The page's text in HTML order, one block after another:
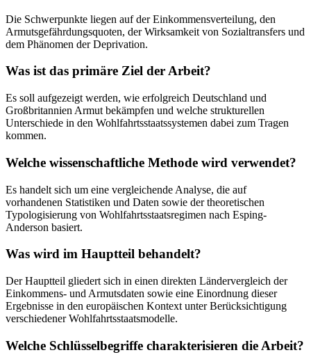
Die Schwerpunkte liegen auf der Einkommensverteilung, den
Armutsgefährdungsquoten, der Wirksamkeit von Sozialtransfers und
dem Phänomen der Deprivation.
Was ist das primäre Ziel der Arbeit?
Es soll aufgezeigt werden, wie erfolgreich Deutschland und
Großbritannien Armut bekämpfen und welche strukturellen
Unterschiede in den Wohlfahrtsstaatssystemen dabei zum Tragen
kommen.
Welche wissenschaftliche Methode wird verwendet?
Es handelt sich um eine vergleichende Analyse, die auf
vorhandenen Statistiken und Daten sowie der theoretischen
Typologisierung von Wohlfahrtsstaatsregimen nach Esping-
Anderson basiert.
Was wird im Hauptteil behandelt?
Der Hauptteil gliedert sich in einen direkten Ländervergleich der
Einkommens- und Armutsdaten sowie eine Einordnung dieser
Ergebnisse in den europäischen Kontext unter Berücksichtigung
verschiedener Wohlfahrtsstaatsmodelle.
Welche Schlüsselbegriffe charakterisieren die Arbeit?